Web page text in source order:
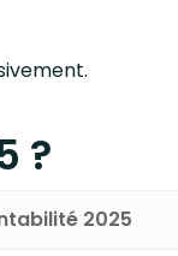
?
2025